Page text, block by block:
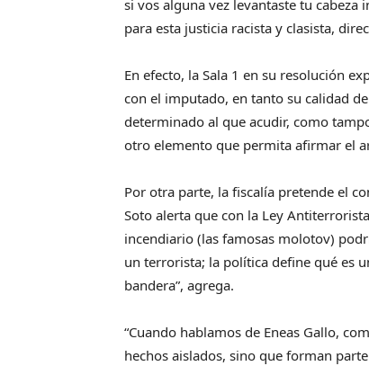
si vos alguna vez levantaste tu
para esta justicia racista y clasista,
En efecto, la Sala 1 en su resolución
con el imputado, en tanto su calidad
determinado al que acudir, como
otro elemento que permita afirmar el
Por otra parte, la fiscalía pretende el
Soto alerta que con la Ley
incendiario (las famosas molotov)
un terrorista; la política define qué es
bandera”, agrega.
“Cuando hablamos de Eneas Gallo,
hechos aislados, sino que forman